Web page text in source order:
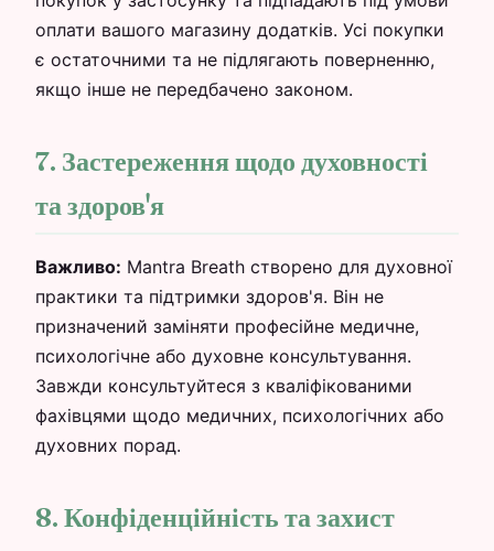
оплати вашого магазину додатків. Усі покупки
є остаточними та не підлягають поверненню,
якщо інше не передбачено законом.
7. Застереження щодо духовності
та здоров'я
Важливо: Mantra Breath створено для духовної
практики та підтримки здоров'я. Він не
призначений заміняти професійне медичне,
психологічне або духовне консультування.
Завжди консультуйтеся з кваліфікованими
фахівцями щодо медичних, психологічних або
духовних порад.
8. Конфіденційність та захист